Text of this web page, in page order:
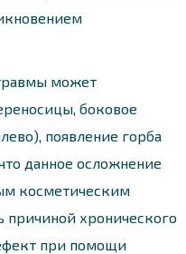
может
боковое
появление горба
данное осложнение
косметическим
причиной хронического
при помощи